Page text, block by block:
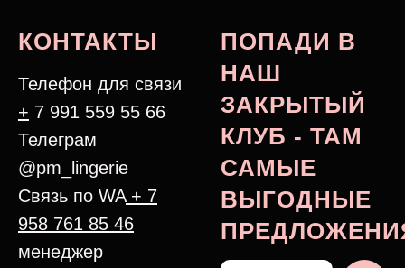
КОНТАКТЫ
Телефон для связи
+ 7 991 559 55 66
Телеграм
@pm_lingerie
Связь по WA+ 7
958 761 85 46
менеджер
ПОПАДИ В
НАШ
ЗАКРЫТЫЙ
КЛУБ - ТАМ
САМЫЕ
ВЫГОДНЫЕ